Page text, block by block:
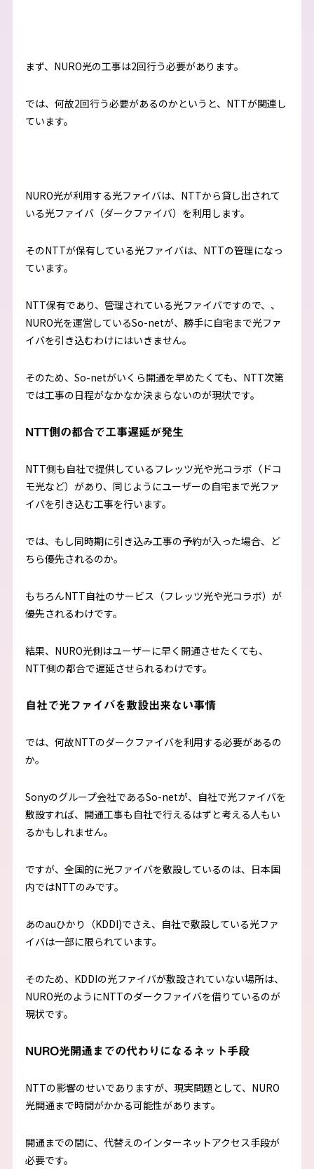
まず、NURO光の工事は2回行う必要があります。
では、何故2回行う必要があるのかというと、NTTが関連し
ています。
NURO光が利用する光ファイバは、NTTから貸し出されて
いる光ファイバ（ダークファイバ）を利用します。
そのNTTが保有している光ファイバは、NTTの管理になっ
ています。
NTT保有であり、管理されている光ファイバですので、、
NURO光を運営しているSo-netが、勝手に自宅まで光ファ
イバを引き込むわけにはいきません。
そのため、So-netがいくら開通を早めたくても、NTT次第
では工事の日程がなかなか決まらないのが現状です。
NTT側の都合で工事遅延が発生
NTT側も自社で提供しているフレッツ光や光コラボ（ドコ
モ光など）があり、同じようにユーザーの自宅まで光ファ
イバを引き込む工事を行います。
では、もし同時期に引き込み工事の予約が入った場合、ど
ちら優先されるのか。
もちろんNTT自社のサービス（フレッツ光や光コラボ）が
優先されるわけです。
結果、NURO光側はユーザーに早く開通させたくても、
NTT側の都合で遅延させられるわけです。
自社で光ファイバを敷設出来ない事情
では、何故NTTのダークファイバを利用する必要があるの
か。
Sonyのグループ会社であるSo-netが、自社で光ファイバを
敷設すれば、開通工事も自社で行えるはずと考える人もい
るかもしれません。
ですが、全国的に光ファイバを敷設しているのは、日本国
内ではNTTのみです。
あのauひかり（KDDI)でさえ、自社で敷設している光ファ
イバは一部に限られています。
そのため、KDDIの光ファイバが敷設されていない場所は、
NURO光のようにNTTのダークファイバを借りているのが
現状です。
NURO光開通までの代わりになるネット手段
NTTの影響のせいでありますが、現実問題として、NURO
光開通まで時間がかかる可能性があります。
開通までの間に、代替えのインターネットアクセス手段が
必要です。